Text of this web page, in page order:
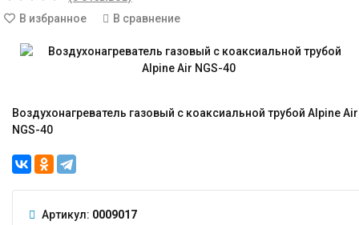
В избранное
В сравнение
Воздухонагреватель газовый с коаксиальной трубой Alpine Air
NGS-40
Артикул: 0009017